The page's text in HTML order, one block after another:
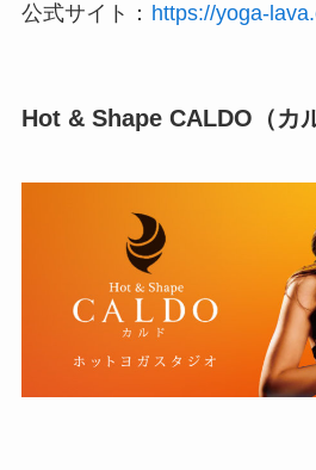
公式サイト： https://yoga-
Hot & Shape CALDO（カ